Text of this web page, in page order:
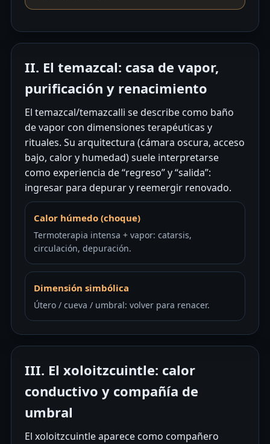
II. El temazcal: casa de vapor,
purificación y renacimiento
El temazcal/temazcalli se describe como baño
de vapor con dimensiones terapéuticas y
rituales. Su arquitectura (cámara oscura, acceso
bajo, calor y humedad) suele interpretarse
como experiencia de “regreso” y “salida”:
ingresar para depurar y reemergir renovado.
Calor húmedo (choque)
Termoterapia intensa + vapor: catarsis,
circulación, depuración.
Dimensión simbólica
Útero / cueva / umbral: volver para renacer.
III. El xoloitzcuintle: calor
conductivo y compañía de
umbral
El xoloitzcuintle aparece como compañero